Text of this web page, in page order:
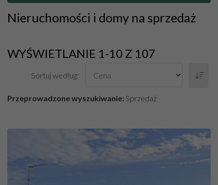
Nieruchomości i domy na sprzedaż
WYŚWIETLANIE 1-10 Z 107
Sortuj według:
Przeprowadzone wyszukiwanie: Sprzedaż